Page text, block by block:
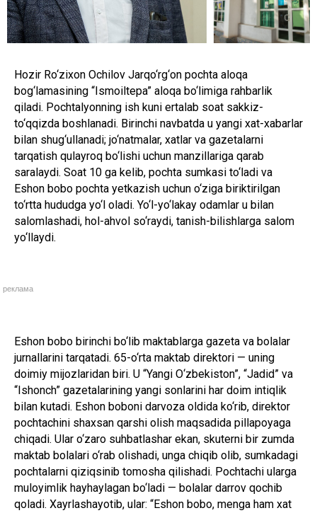
Hozir Ro‘zixon Ochilov Jarqo‘rg‘on pochta aloqa
bog‘lamasining “Ismoiltepa” aloqa bo‘limiga rahbarlik
qiladi. Pochtalyonning ish kuni ertalab soat sakkiz-
to‘qqizda boshlanadi. Birinchi navbatda u yangi xat-xabarlar
bilan shug‘ullanadi; jo‘natmalar, xatlar va gazetalarni
tarqatish qulayroq bo‘lishi uchun manzillariga qarab
saralaydi. Soat 10 ga kelib, pochta sumkasi to‘ladi va
Eshon bobo pochta yetkazish uchun o‘ziga biriktirilgan
to‘rtta hududga yo‘l oladi. Yo‘l-yo‘lakay odamlar u bilan
salomlashadi, hol-ahvol so‘raydi, tanish-bilishlarga salom
yo‘llaydi.
реклама
Eshon bobo birinchi bo‘lib maktablarga gazeta va bolalar
jurnallarini tarqatadi. 65-o‘rta maktab direktori — uning
doimiy mijozlaridan biri. U “Yangi O‘zbekiston”, “Jadid” va
“Ishonch” gazetalarining yangi sonlarini har doim intiqlik
bilan kutadi. Eshon boboni darvoza oldida ko‘rib, direktor
pochtachini shaxsan qarshi olish maqsadida pillapoyaga
chiqadi. Ular o‘zaro suhbatlashar ekan, skuterni bir zumda
maktab bolalari o‘rab olishadi, unga chiqib olib, sumkadagi
pochtalarni qiziqsinib tomosha qilishadi. Pochtachi ularga
muloyimlik hayhaylagan bo‘ladi — bolalar darrov qochib
qoladi. Xayrlashayotib, ular: “Eshon bobo, menga ham xat